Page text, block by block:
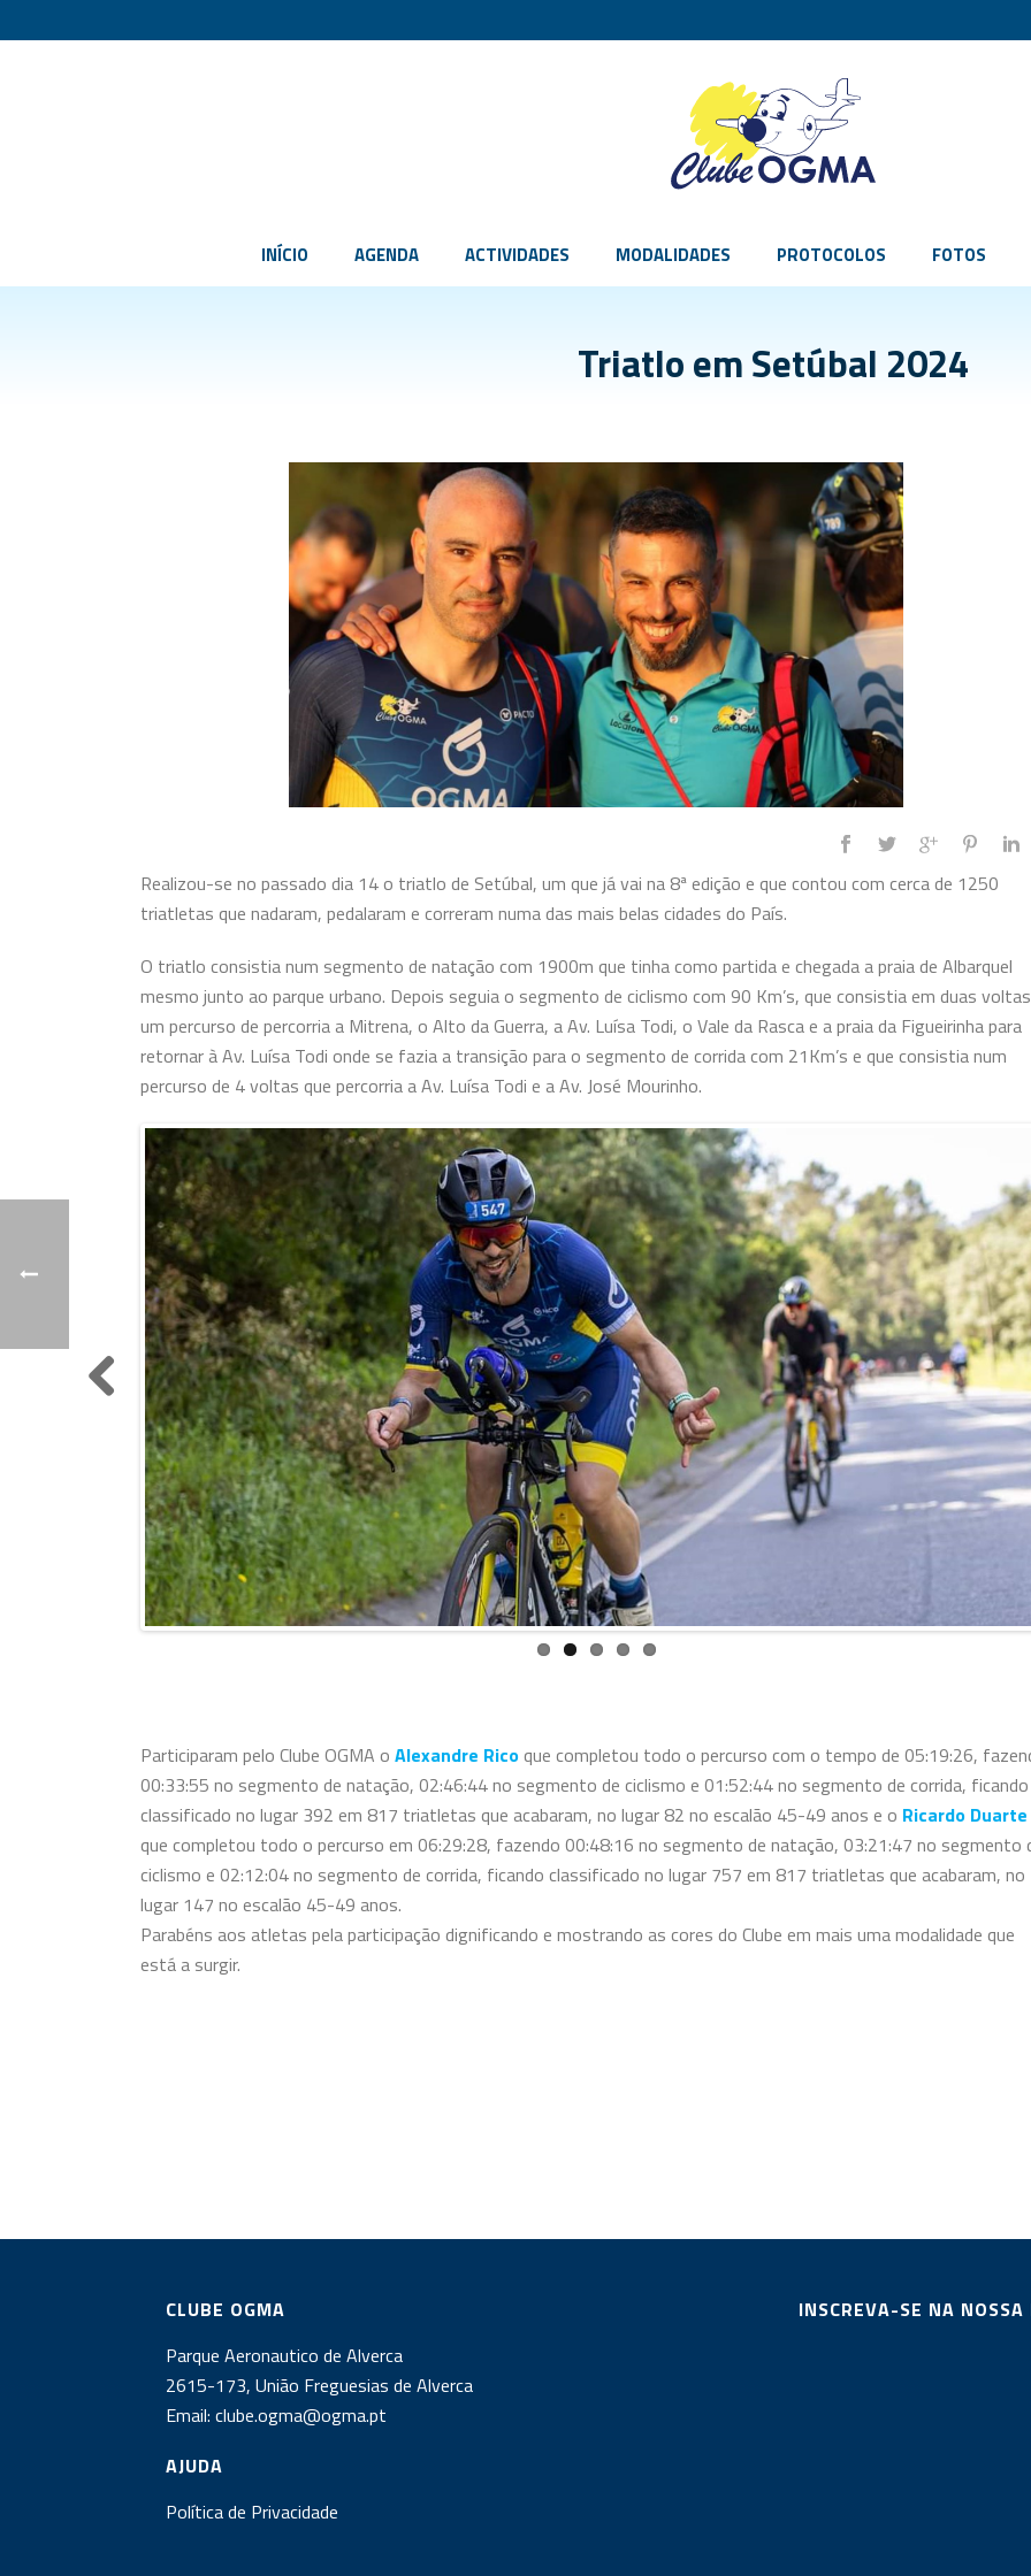
INÍCIO AGENDA ACTIVIDADES MODALIDADES PROTOCOLOS FOTOS
Triatlo em Setúbal 2024
Realizou-se no passado dia 14 o triatlo de Setúbal, um que já vai na 8ª edição e que contou com cerca de 1250
triatletas que nadaram, pedalaram e correram numa das mais belas cidades do País.
O triatlo consistia num segmento de natação com 1900m que tinha como partida e chegada a praia de Albarquel
mesmo junto ao parque urbano. Depois seguia o segmento de ciclismo com 90 Km’s, que consistia em duas
um percurso de percorria a Mitrena, o Alto da Guerra, a Av. Luísa Todi, o Vale da Rasca e a praia da Figueirinha para
retornar à Av. Luísa Todi onde se fazia a transição para o segmento de corrida com 21Km’s e que consistia num
percurso de 4 voltas que percorria a Av. Luísa Todi e a Av. José Mourinho.
Participaram pelo Clube OGMA o Alexandre Ricoque completou todo o percurso com o tempo de 05:19:26,
00:33:55 no segmento de natação, 02:46:44 no segmento de ciclismo e 01:52:44 no segmento de corrida, ficando
classificado no lugar 392 em 817 triatletas que acabaram, no lugar 82 no escalão 45-49 anos e o Ricardo Duarte
que completou todo o percurso em 06:29:28, fazendo 00:48:16 no segmento de natação, 03:21:47 no segmento
ciclismo e 02:12:04 no segmento de corrida, ficando classificado no lugar 757 em 817 triatletas que acabaram, no
lugar 147 no escalão 45-49 anos.
Parabéns aos atletas pela participação dignificando e mostrando as cores do Clube em mais uma modalidade que
está a surgir.
CLUBE OGMA
Parque Aeronautico de Alverca
2615-173, União Freguesias de Alverca
Email: clube.ogma@ogma.pt
AJUDA
Política de Privacidade
INSCREVA-SE NA